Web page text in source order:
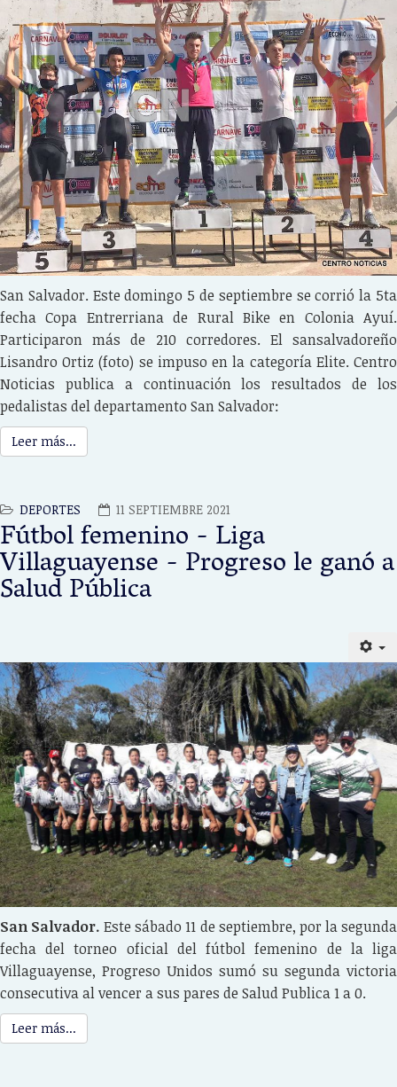
San Salvador. Este domingo 5 de septiembre se corrió la 5ta
fecha Copa Entrerriana de Rural Bike en Colonia Ayuí.
Participaron más de 210 corredores. El sansalvadoreño
Lisandro Ortiz (foto) se impuso en la categoría Elite. Centro
Noticias publica a continuación los resultados de los
pedalistas del departamento San Salvador:
Leer más...
DEPORTES 11 SEPTIEMBRE 2021
Fútbol femenino - Liga
Villaguayense - Progreso le ganó a
Salud Pública
San Salvador. Este sábado 11 de septiembre, por la segunda
fecha del torneo oficial del fútbol femenino de la liga
Villaguayense, Progreso Unidos sumó su segunda victoria
consecutiva al vencer a sus pares de Salud Publica 1 a 0.
Leer más...